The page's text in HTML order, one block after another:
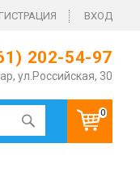
ВХОД
202-54-97
ул.Российская, 30
0